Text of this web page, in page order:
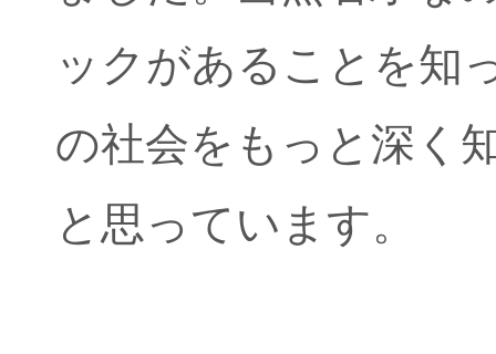
ックがあることを知
の社会をもっと深く
と思っています。